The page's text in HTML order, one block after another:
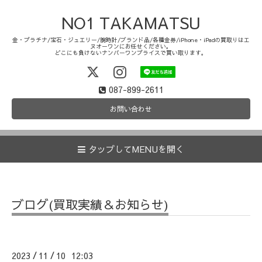
NO1 TAKAMATSU
金・プラチナ/宝石・ジュエリー/腕時計/ブランド品/各種金券/iPhone・iPadの買取りはエ
ヌオーワンにお任せください。
どこにも負けないナンバーワンプライスで買い取ります。
087-899-2611
お問い合わせ
タップしてMENUを開く
ブログ(買取実績＆お知らせ)
2023 / 11 / 10 12:03